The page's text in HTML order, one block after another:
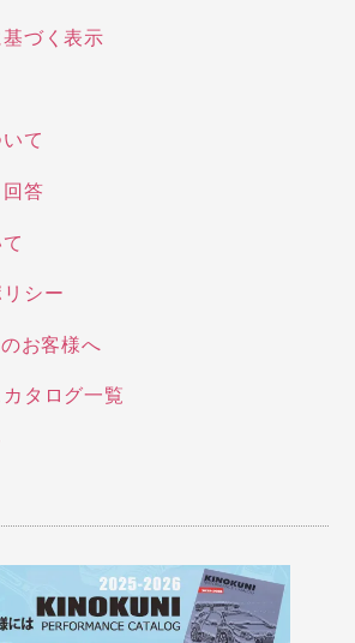
づく表示
て
答
シー
お客様へ
タログ一覧